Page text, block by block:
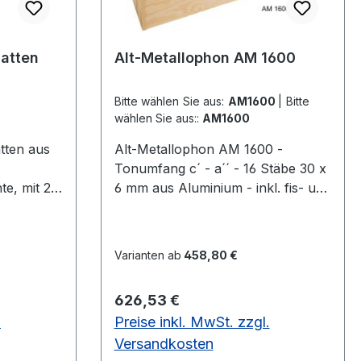
aus
mit 2
Alt-Metallophon AM 1600
Bitte wählen Sie aus: AM1600
wählen Sie aus:: AM1600
Alt-Metallophon AM 1600 -
Tonumfang c´ - a´´ - 16 Stäbe 30 x
6 mm aus Aluminium - inkl. fis- und
Kiefernholz - Mehrfach-
Klang - Griffleisten für einfachen
Transport - textilumwickelte
Auflagen für lange Haltbarkeit -
Varianten ab 458,80 €
Regulärer Preis:
626,53 €
Preise inkl. MwSt. zzgl.
Versandkosten